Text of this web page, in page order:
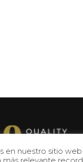
en nuestro sitio web